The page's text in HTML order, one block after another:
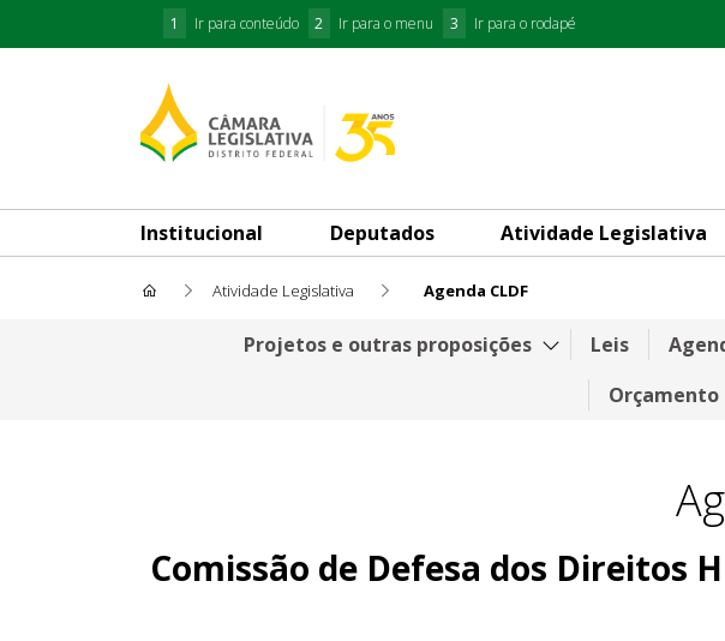
1 Ir para conteúdo 2 Ir para o menu 3 Ir para o rodapé
Institucional Deputados Atividade Legislativa
Atividade Legislativa Agenda CLDF
Projetos e outras proposições Leis
Orçamento
Comissão de Defesa dos Direitos